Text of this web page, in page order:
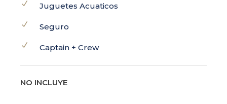
Juguetes Acuaticos
Seguro
Captain + Crew
NO INCLUYE